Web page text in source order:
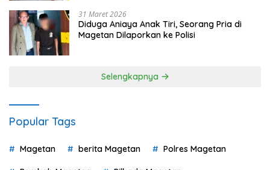
31 Maret 2026
Diduga Aniaya Anak Tiri, Seorang Pria di
Magetan Dilaporkan ke Polisi
Selengkapnya
Popular Tags
Magetan berita Magetan Polres Magetan